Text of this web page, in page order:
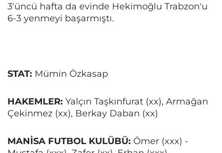
3'üncü hafta da evinde Hekimoğlu Trabzon'u
6-3 yenmeyi başarmıştı.
STAT: Mümin Özkasap
HAKEMLER: Yalçın Taşkınfurat (xx), Armağan
Çekinmez (xx), Berkay Daban (xx)
MANİSA FUTBOL KULÜBÜ: Ömer (xxx) -